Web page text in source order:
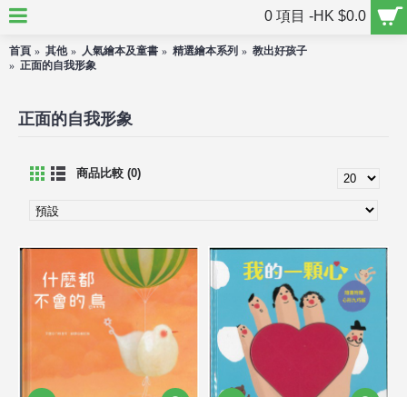
0 項目 -HK $0.0
首頁 其他 人氣繪本及童書 精選繪本系列
教出好孩子
正面的自我形象
正面的自我形象
商品比較 (0)